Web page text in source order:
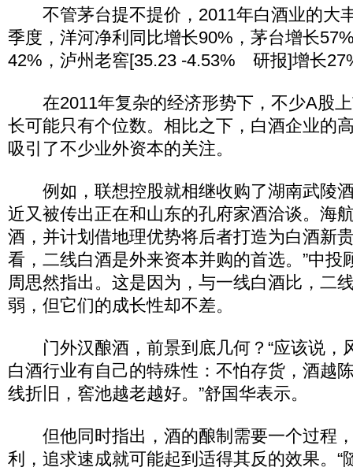
不管茅台提不提价，2011年白酒业的大
季度，洋河净利同比增长90%，茅台增长
42%，泸州老窖[35.23 -4.53% 研报]增长
在2011年复杂的经济形势下，不少A股上
长可能只有个位数。相比之下，白酒企业的
吸引了不少业外资本的关注。
例如，联想控股就相继收购了湖南武陵
近又被传出正在和山东的孔府家酒洽谈。海
酒，并计划借地理优势将后者打造为白酒新
看，二线白酒是外来资本并购的首选。”中投
周思然指出。这是因为，与一线白酒比，二
弱，但它们的成长性却不差。
门外汉酿酒，前景到底几何？“应该说，
白酒行业有自己的特殊性：不怕存货，酒越
线折旧，窖池越老越好。”舒国华表示。
但他同时指出，酒的酿制需要一个过程
利，追求速成就可能起到适得其反的效果。“